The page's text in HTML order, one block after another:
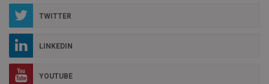
TWITTER
LINKEDIN
YOUTUBE